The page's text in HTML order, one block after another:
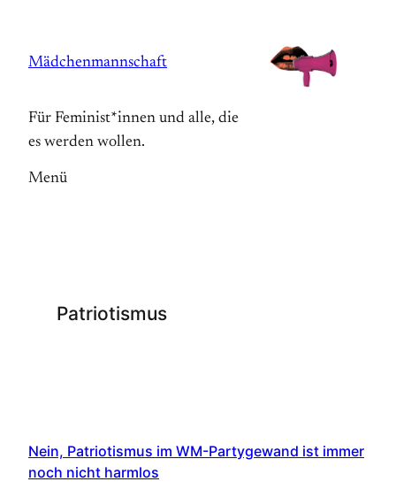
springen
Mädchenmannschaft
Für Feminist*innen und alle, die
es werden wollen.
Menü
Patriotismus
Nein, Patriotismus im WM-Partygewand ist immer
noch nicht harmlos